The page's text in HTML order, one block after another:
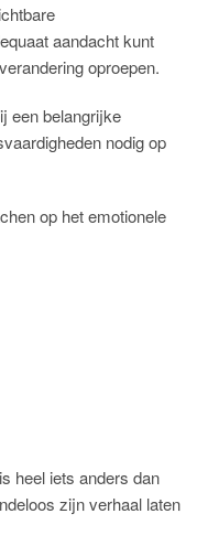
aandacht kunt
oproepen.
een belangrijke
nodig op
op het emotionele
is heel iets anders dan
zijn verhaal laten